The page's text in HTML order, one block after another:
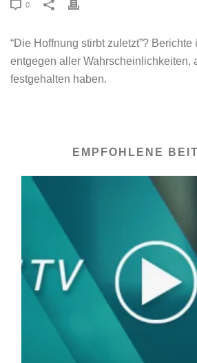
0
“Die Hoffnung stirbt zuletzt”?
entgegen aller Wahrscheinlichkeiten,
festgehalten haben.
EMPFOHLENE